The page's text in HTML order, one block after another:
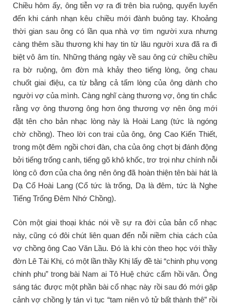
Chiều hôm ấy, ông tiễn vợ ra đi trên bìa ruộng, quyến luyến
đến khi cánh nhạn kêu chiều mới đành buông tay. Khoảng
thời gian sau ông có lần qua nhà vợ tìm người xưa nhưng
càng thêm sầu thương khi hay tin từ lâu người xưa đã ra đi
biệt vô âm tín. Những tháng ngày về sau ông cứ chiều chiều
ra bờ ruộng, ôm đờn mà khảy theo tiếng lòng, ông chau
chuốt giai điệu, ca từ bằng cả tấm lòng của ông dành cho
người vợ của mình. Càng nghĩ càng thương vợ, ông tin chắc
rằng vợ ông thương ông hơn ông thương vợ nên ông mới
đặt tên cho bản nhạc lòng này là Hoài Lang (tức là ngóng
chờ chồng). Theo lời con trai của ông, ông Cao Kiến Thiết,
trong một đêm ngồi chơi đàn, cha của ông chợt bị đánh động
bởi tiếng trống canh, tiếng gõ khô khốc, trơ trọi như chính nỗi
lòng cô đơn của cha ông nên ông đã hoàn thiện tên bài hát là
Dạ Cổ Hoài Lang (Cổ tức là trống, Dạ là đêm, tức là Nghe
Tiếng Trống Đêm Nhớ Chồng).
Còn một giai thoại khác nói về sự ra đời của bản cổ nhạc
này, cũng có đôi chút liên quan đến nỗi niềm chia cách của
vợ chồng ông Cao Văn Lầu. Đó là khi còn theo học với thầy
đờn Lê Tài Khị, có một lần thầy Khị lấy đề tài “chinh phụ vọng
chinh phu” trong bài Nam ai Tô Huệ chức cẩm hồi văn. Ông
sáng tác được một phần bài cổ nhạc này rồi sau đó mới gặp
cảnh vợ chồng ly tán vì tục “tam niên vô tử bất thành thê” rồi